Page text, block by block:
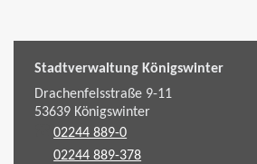
Stadtverwaltung Königswinter
Drachenfelsstraße 9-11
53639Königswinter
02244 889-0
02244 889-378